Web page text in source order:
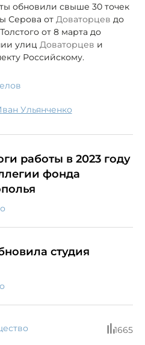
обновили свыше 30 точек
Серова от Доваторцев до
от 8 марта до
улиц Доваторцев и
Российскому.
Иван Ульянченко
работы в 2023 году
фонда
студия
1665